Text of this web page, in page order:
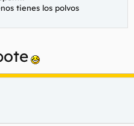
tienes los polvos